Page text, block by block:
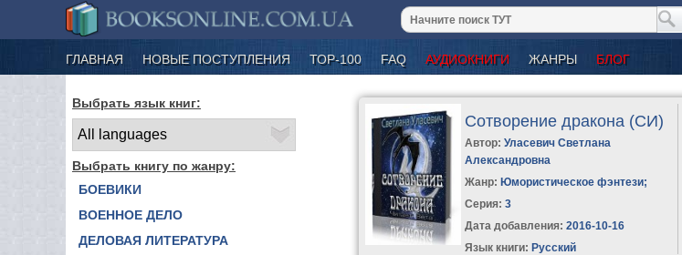
ГЛАВНАЯ НОВЫЕ ПОСТУПЛЕНИЯ ТОР-100 FAQ АУДИОКНИГИ ЖАНРЫ БЛОГ
Выбрать язык книг:
Выбрать книгу по жанру:
БОЕВИКИ
ВОЕННОЕ ДЕЛО
ДЕЛОВАЯ ЛИТЕРАТУРА
Сотворение дракона (СИ)
Автор:Уласевич Светлана
Александровна
Жанр: Юмористическое фэнтези;
Серия:3
Дата добавления: 2016-10-16
Язык книги: Русский